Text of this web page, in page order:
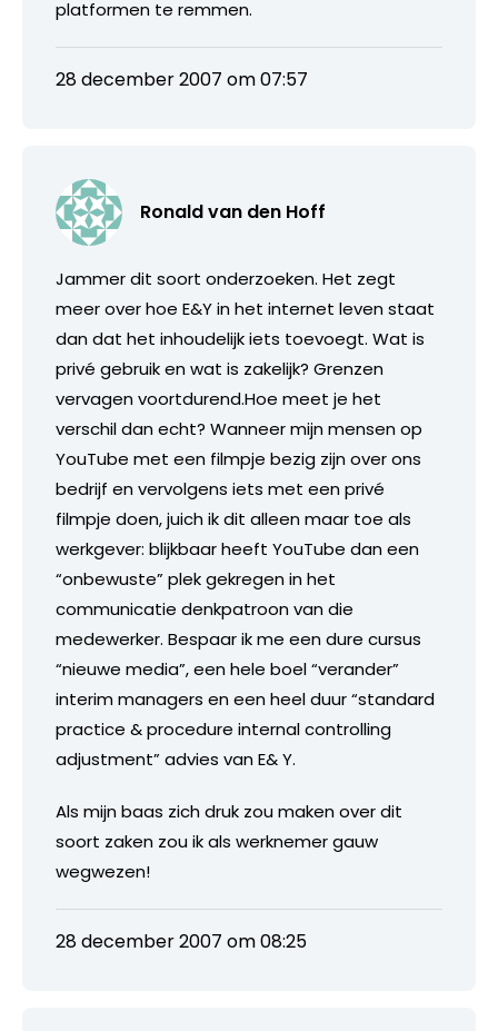
platformen te remmen.
28 december 2007 om 07:57
Ronald van den Hoff
Jammer dit soort onderzoeken. Het zegt
meer over hoe E&Y in het internet leven staat
dan dat het inhoudelijk iets toevoegt. Wat is
privé gebruik en wat is zakelijk? Grenzen
vervagen voortdurend.Hoe meet je het
verschil dan echt? Wanneer mijn mensen op
YouTube met een filmpje bezig zijn over ons
bedrijf en vervolgens iets met een privé
filmpje doen, juich ik dit alleen maar toe als
werkgever: blijkbaar heeft YouTube dan een
“onbewuste” plek gekregen in het
communicatie denkpatroon van die
medewerker. Bespaar ik me een dure cursus
“nieuwe media”, een hele boel “verander”
interim managers en een heel duur “standard
practice & procedure internal controlling
adjustment” advies van E& Y.
Als mijn baas zich druk zou maken over dit
soort zaken zou ik als werknemer gauw
wegwezen!
28 december 2007 om 08:25